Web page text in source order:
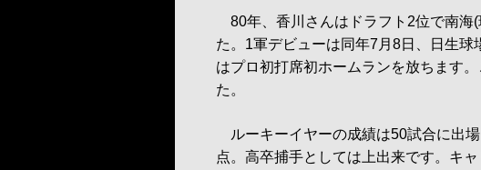
80年、香川さんはドラフト2位で南海
た。1軍デビューは同年7月8日、日生
はプロ初打席初ホームランを放ちます
た。
ルーキーイヤーの成績は50試合に出
点。高卒捕手としては上出来です。キ